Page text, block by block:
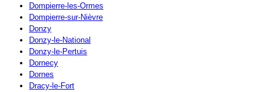
Dompierre-les-Ormes
Dompierre-sur-Nièvre
Donzy
Donzy-le-National
Donzy-le-Pertuis
Dornecy
Dornes
Dracy-le-Fort